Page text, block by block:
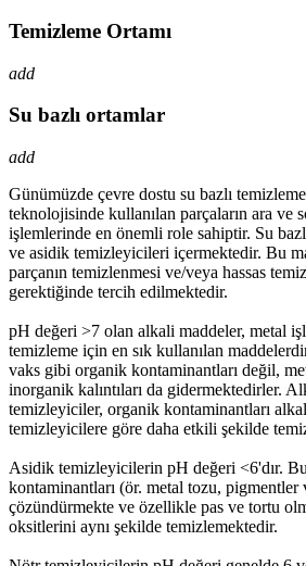
Temizleme Ortamı
add
Su bazlı ortamlar
add
Günümüzde çevre dostu su bazlı
teknolojisinde kullanılan parçaların ara ve
işlemlerinde en önemli role sahiptir. Su
ve asidik temizleyicileri içermektedir. Bu
parçanın temizlenmesi ve/veya hassas
gerektiğinde tercih edilmektedir.
pH değeri >7 olan alkali maddeler, metal
temizleme için en sık kullanılan
vaks gibi organik kontaminantları değil,
inorganik kalıntıları da gidermektedirler.
temizleyiciler, organik kontaminantları
temizleyicilere göre daha etkili şekilde
Asidik temizleyicilerin pH değeri <6'dır.
kontaminantları (ör. metal tozu,
çözündürmekte ve özellikle pas ve tortu
oksitlerini aynı şekilde temizlemektedir.